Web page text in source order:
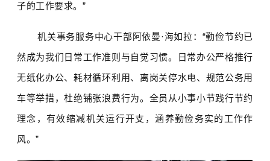
子的工作要求。”
机关事务服务中心干部阿依曼·海如拉：“勤俭节约已
然成为我们日常工作准则与自觉习惯。日常办公严格推行
无纸化办公、耗材循环利用、离岗关停水电、规范公务用
车等举措，杜绝铺张浪费行为。全员从小事小节践行节约
理念，有效缩减机关运行开支，涵养勤俭务实的工作作
风。”